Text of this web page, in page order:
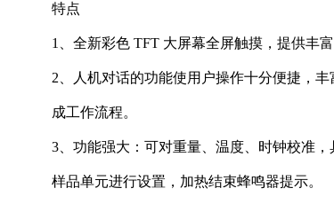
特点
1、全新彩色 TFT 大屏幕全屏触摸，提供丰
2、人机对话的功能使用户操作十分便捷，
成工作流程。
3、功能强大：可对重量、温度、时钟校准
样品单元进行设置，加热结束蜂鸣器提示。